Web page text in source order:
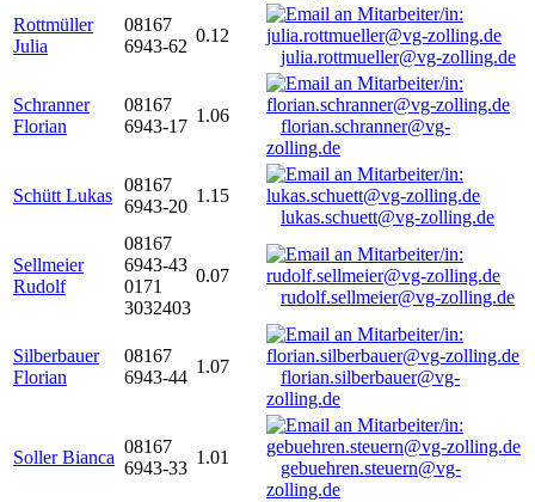
Rottmüller
Julia
08167
6943-62
0.12
julia.rottmueller@vg-zolling.de
Schranner
Florian
08167
6943-17
1.06
florian.schranner@vg-
zolling.de
Schütt Lukas
08167
6943-20
1.15
lukas.schuett@vg-zolling.de
Sellmeier
Rudolf
08167
6943-43
0171
3032403
0.07
rudolf.sellmeier@vg-zolling.de
Silberbauer
Florian
08167
6943-44
1.07
florian.silberbauer@vg-
zolling.de
Soller Bianca
08167
6943-33
1.01
gebuehren.steuern@vg-
zolling.de